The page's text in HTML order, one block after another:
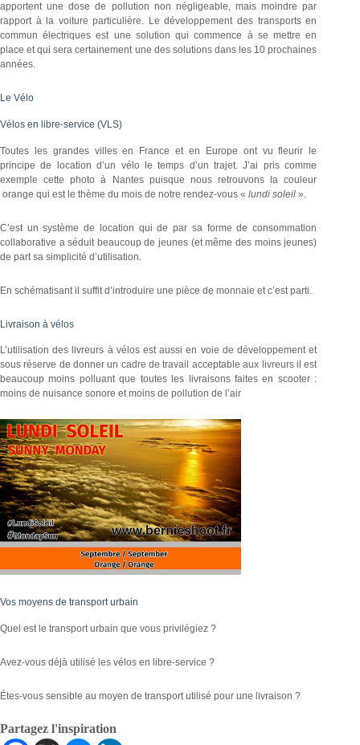
apportent une dose de pollution non négligeable, mais moindre par
rapport à la voiture particulière. Le développement des transports en
commun électriques est une solution qui commence à se mettre en
place et qui sera certainement une des solutions dans les 10 prochaines
années.
Le Vélo
Vélos en libre-service (VLS)
Toutes les grandes villes en France et en Europe ont vu fleurir le
principe de location d’un vélo le temps d’un trajet. J’ai pris comme
exemple cette photo à Nantes puisque nous retrouvons la couleur
orange qui est le thème du mois de notre rendez-vous « lundi soleil ».
C’est un système de location qui de par sa forme de consommation
collaborative a séduit beaucoup de jeunes (et même des moins jeunes)
de part sa simplicité d’utilisation.
En schématisant il suffit d’introduire une pièce de monnaie et c’est parti.
Livraison à vélos
L’utilisation des livreurs à vélos est aussi en voie de développement et
sous réserve de donner un cadre de travail acceptable aux livreurs il est
beaucoup moins polluant que toutes les livraisons faites en scooter :
moins de nuisance sonore et moins de pollution de l’air
Vos moyens de transport urbain
Quel est le transport urbain que vous privilégiez ?
Avez-vous déjà utilisé les vélos en libre-service ?
Étes-vous sensible au moyen de transport utilisé pour une livraison ?
Partagez l'inspiration